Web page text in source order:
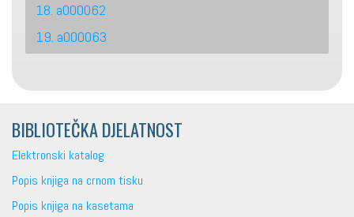
18. a000062
19. a000063
BIBLIOTEČKA DJELATNOST
Elektronski katalog
Popis knjiga na crnom tisku
Popis knjiga na kasetama